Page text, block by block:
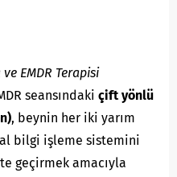
EMDR Terapisi
seansındaki çift yönlü
, beynin her iki yarım
bilgi işleme sistemini
geçirmek amacıyla